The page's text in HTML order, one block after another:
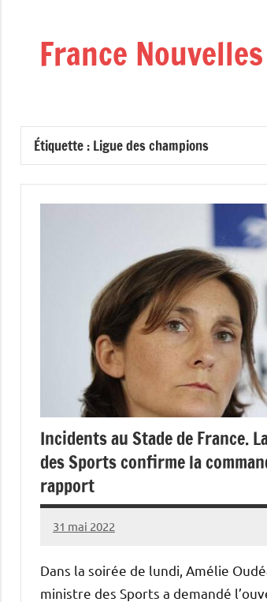
contenuFrance
Étiquette : Ligue des champions
Incidents au Stade de France.
des Sports confirme la
rapport
31 mai 2022
Admins
Dans la soirée de lundi, Amélie
ministre des Sports a demandé